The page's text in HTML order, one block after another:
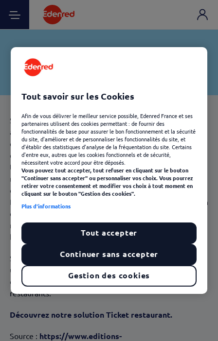
Selon le Code du Travail, les salariés ne sont pas
autorisés à prendre leur pause déjeuner à n'importe quel
endroit. Pour des questions d'hygiène notamment, les
employés ont interdiction de manger sur leur poste de
travail, cette règle peut être retrouvée dans le
règlement intérieur de votre entreprise ou sur votre
contrat de travail.
De ce fait, l'employeur a le devoir de mettre à disposition
de ses salariés un ou plusieurs emplacements dédiés à la
restauration, dans le respect des règles de sécurité et de
bonnes conditions hygiéniques.
Si votre entreprise ne met pas à disposition des salariés
un espace de restauration, elle peut participer au coût
des repas en vous faisant bénéficier des titres
restaurants.
Découvrez notre solution Ticket restaurant.
Source : https://www.editions-
Tout savoir sur les Cookies
Afin de vous délivrer le meilleur service possible, Edenred France et ses
partenaires utilisent des cookies permettant : de fournir des
fonctionnalités de base pour assurer le bon fonctionnement et la sécurité
du site, d'améliorer et de personnaliser les fonctionnalités du site, et
d'établir des statistiques d'analyse de la fréquentation du site. Certains
d'entre eux, autres que les cookies fonctionnels et de sécurité,
nécessitent votre accord pour être déposés.
Vous pouvez tout accepter, tout refuser en cliquant sur le bouton
"Continuer sans accepter" ou personnaliser vos choix. Vous pourrez
retirer votre consentement et modifier vos choix à tout moment en
cliquant sur le bouton "Gestion des cookies".
Plus d'informations
Gestion des cookies
Continuer sans accepter
Tout accepter